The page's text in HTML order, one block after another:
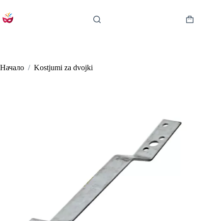
to
content
Shopping
Начало / Kostjumi za dvojki